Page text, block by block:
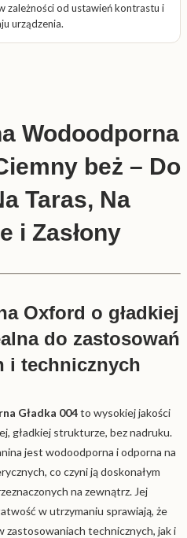
zależności od ustawień kontrastu i
urządzenia.
Wodoodporna
beż – Do
Taras, Na
i Zasłony
Oxford o gładkiej
do zastosowań
i technicznych
Gładka 004to wysokiej jakości
gładkiej strukturze, bez nadruku.
jest wodoodporna i odporna na
co czyni ją doskonałym
na zewnątrz. Jej
w utrzymaniu sprawiają, że
zastosowaniach technicznych, jak i